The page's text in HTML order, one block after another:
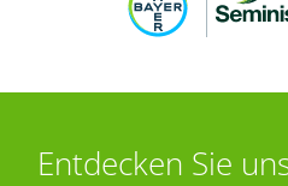
Entdecken Sie